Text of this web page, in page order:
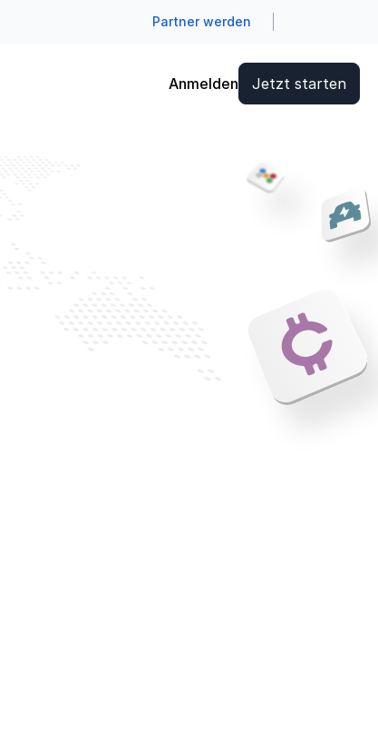
Partner werden
Anmelden Jetzt starten